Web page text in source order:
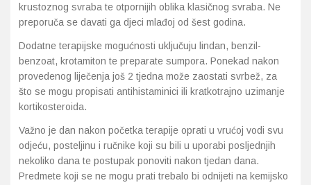
krustoznog svraba te otpornijih oblika klasičnog svraba. Ne
preporuča se davati ga djeci mlađoj od šest godina.
Dodatne terapijske mogućnosti uključuju lindan, benzil-
benzoat, krotamiton te preparate sumpora. Ponekad nakon
provedenog liječenja još 2 tjedna može zaostati svrbež, za
što se mogu propisati antihistaminici ili kratkotrajno uzimanje
kortikosteroida.
Važno je dan nakon početka terapije oprati u vrućoj vodi svu
odjeću, posteljinu i ručnike koji su bili u uporabi posljednjih
nekoliko dana te postupak ponoviti nakon tjedan dana.
Predmete koji se ne mogu prati trebalo bi odnijeti na kemijsko